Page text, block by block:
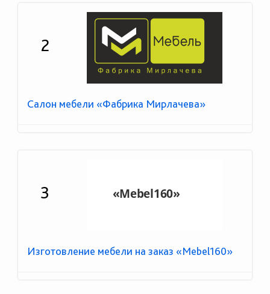
2
Салон мебели «Фабрика Мирлачева»
3
Изготовление мебели на заказ «Mebel160»